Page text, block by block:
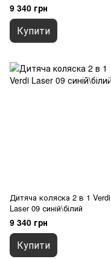
9 340 грн
Купити
Дитяча коляска 2 в 1 Verdi
Laser 09 синій\білий
9 340 грн
Купити